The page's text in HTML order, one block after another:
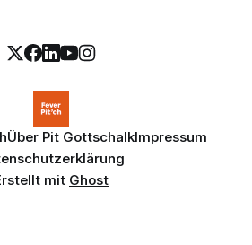
Über Pit GottschalkImpressum
mit Ghost